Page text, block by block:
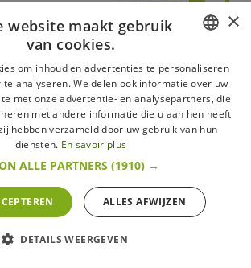
FRENCH
ENGLISH
×
website maakt gebruik
van cookies.
om inhoud en advertenties te personaliseren
analyseren. We delen ook informatie over uw
met onze advertentie- en analysepartners, die
met andere informatie die u aan hen heeft
hebben verzameld door uw gebruik van hun
diensten. En savoir plus
ALLE PARTNERS (1910) →
ALLES AFWIJZEN
DETAILS WEERGEVEN